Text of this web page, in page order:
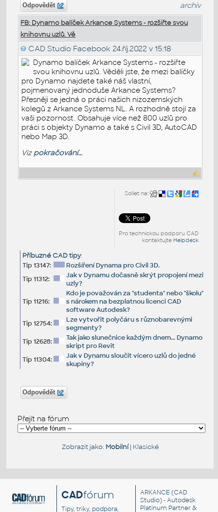
Odpovědět archiv
FB: Dynamo balíček Arkance Systems - rozšiřte svou
knihovnu uzlů. Vě
CAD Studio Facebook 24.říj.2022 v 15:18
Dynamo balíček Arkance Systems - rozšiřte
svou knihovnu uzlů. Věděli jste, že mezi balíčky
pro Dynamo najdete také náš vlastní,
pojmenovaný jednoduše Arkance Systems?
Přesněji se jedná o práci našich nizozemských
kolegů z Arkance Systems NL. A rozhodně stojí za
vaši pozornost. Obsahuje více než 800 uzlů pro
práci s objekty Dynamo a také s Civil 3D, AutoCAD
nebo Map 3D.
Viz pokračování...
Sdílet na:
Pro technickou podporu CAD
kontaktujte Helpdesk
Příbuzné CAD tipy:
Tip 13147:
Rozšíření Dynama pro Civil 3D.
Tip 11312:
Jak v Dynamu dočasně skrýt propojení mezi
uzly?
Tip 11216:
Kdo je považován za "studenta" nebo "školu"
s nárokem na bezplatnou licenci CAD
software Autodesk?
Tip 12754:
Lze vytvořit polyčáru s různobarevnými
segmenty?
Tip 12628:
Tak jako slunečnice každým dnem... Dynamo
skript pro Revit
Tip 11304:
Jak v Dynamu sloučit vícero uzlů do jedné
skupiny?
Odpovědět
Přejít na fórum
Zobrazit jako: Mobilní| Klasické
CADfórum
Tipy, triky, podpora,
ARKANCE (CAD
Studio) - Autodesk
Platinum Partner &